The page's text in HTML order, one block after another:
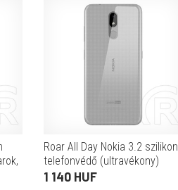
Roar All Day Nokia 3.2 szilikon
telefonvédő (ultravékony)
átlátszó
1 140 HUF